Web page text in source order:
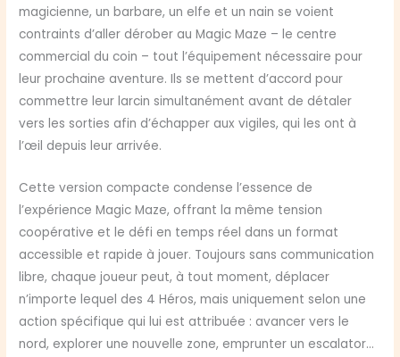
magicienne, un barbare, un elfe et un nain se voient
contraints d’aller dérober au Magic Maze – le centre
commercial du coin – tout l’équipement nécessaire pour
leur prochaine aventure. Ils se mettent d’accord pour
commettre leur larcin simultanément avant de détaler
vers les sorties afin d’échapper aux vigiles, qui les ont à
l’œil depuis leur arrivée.
Cette version compacte condense l’essence de
l’expérience Magic Maze, offrant la même tension
coopérative et le défi en temps réel dans un format
accessible et rapide à jouer. Toujours sans communication
libre, chaque joueur peut, à tout moment, déplacer
n’importe lequel des 4 Héros, mais uniquement selon une
action spécifique qui lui est attribuée : avancer vers le
nord, explorer une nouvelle zone, emprunter un escalator…